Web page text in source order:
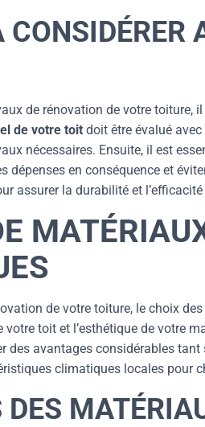
CONSIDÉRER
de rénovation de votre toiture,
de votre toit doit être évalué
nécessaires. Ensuite, il est
dépenses en conséquence et
assurer la durabilité et
de votre toiture, le choix des
toit et l’esthétique de votre
des avantages considérables
climatiques locales pour